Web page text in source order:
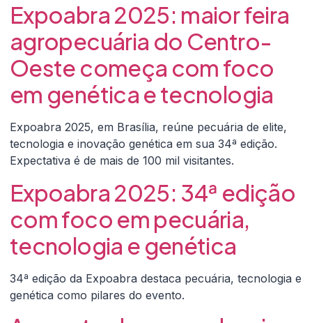
Expoabra 2025: maior feira
agropecuária do Centro-
Oeste começa com foco
em genética e tecnologia
Expoabra 2025, em Brasília, reúne pecuária de elite,
tecnologia e inovação genética em sua 34ª edição.
Expectativa é de mais de 100 mil visitantes.
Expoabra 2025: 34ª edição
com foco em pecuária,
tecnologia e genética
34ª edição da Expoabra destaca pecuária, tecnologia e
genética como pilares do evento.